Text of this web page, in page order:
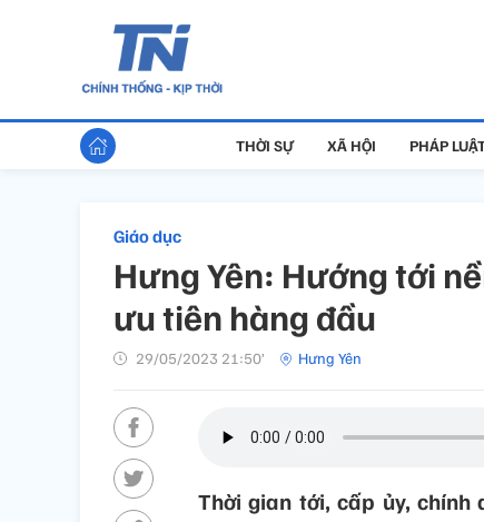
THỜI SỰ XÃ HỘI PHÁP
Giáo dục
Hưng Yên: Hướng tới
ưu tiên hàng đầu
29/05/2023 21:50’ Hưng Yên
Thời gian tới, cấp ủy,